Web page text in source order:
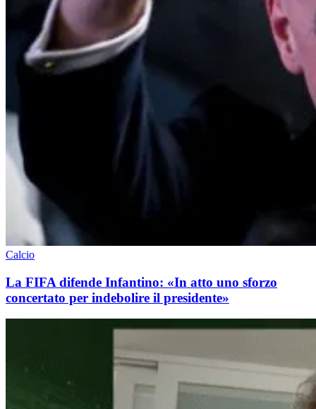
Calcio
La FIFA difende Infantino: «In atto uno sforzo
concertato per indebolire il presidente»